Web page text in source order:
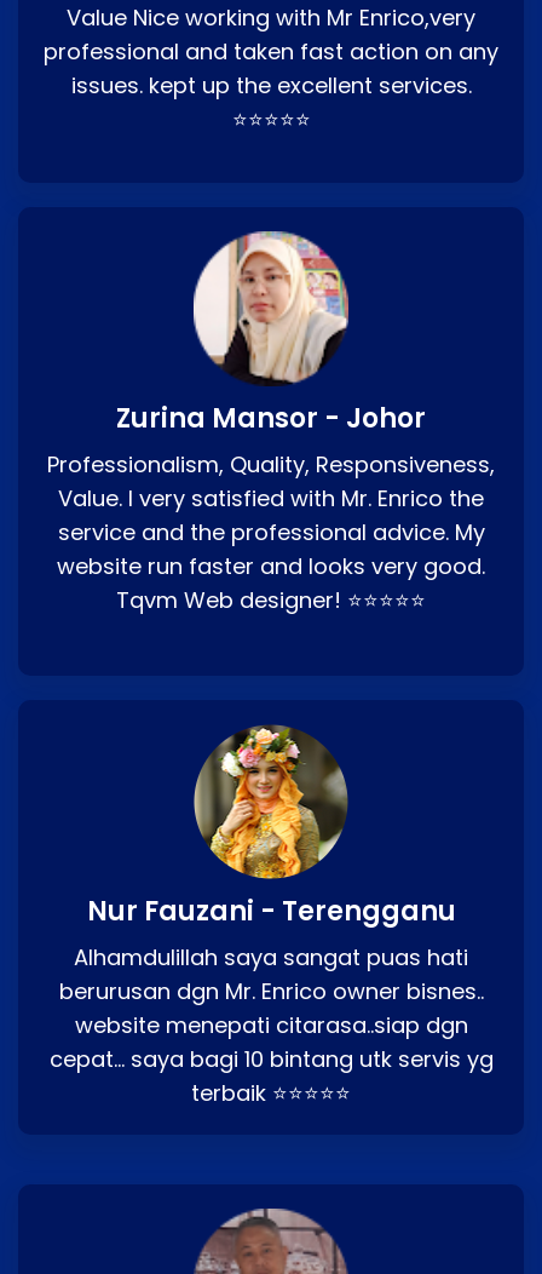
Value Nice working with Mr Enrico,very
professional and taken fast action on any
issues. kept up the excellent services.
⭐⭐⭐⭐⭐
Zurina Mansor - Johor
Professionalism, Quality, Responsiveness,
Value. I very satisfied with Mr. Enrico the
service and the professional advice. My
website run faster and looks very good.
Tqvm Web designer! ⭐⭐⭐⭐⭐
Nur Fauzani - Terengganu
Alhamdulillah saya sangat puas hati
berurusan dgn Mr. Enrico owner bisnes..
website menepati citarasa..siap dgn
cepat… saya bagi 10 bintang utk servis yg
terbaik ⭐⭐⭐⭐⭐